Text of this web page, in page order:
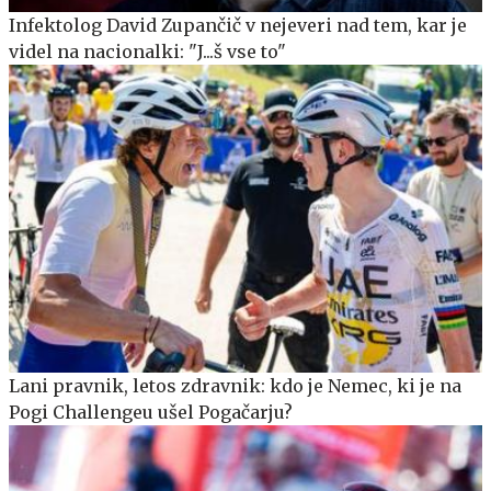
Infektolog David Zupančič v nejeveri nad tem, kar je
videl na nacionalki: "J...š vse to"
Lani pravnik, letos zdravnik: kdo je Nemec, ki je na
Pogi Challengeu ušel Pogačarju?